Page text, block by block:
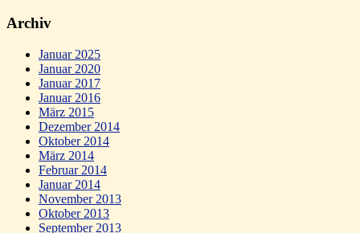
Archiv
Januar 2025
Januar 2020
Januar 2017
Januar 2016
März 2015
Dezember 2014
Oktober 2014
März 2014
Februar 2014
Januar 2014
November 2013
Oktober 2013
September 2013